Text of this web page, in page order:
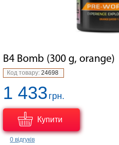
B4 Bomb (300 g, orange)
Код товару: 24698
1 433грн.
Купити
0 відгуків